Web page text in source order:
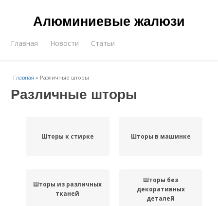
Алюминиевые жалюзи
Главная Новости Статьи
Главная » Различные шторы
Различные шторы
Шторы к стирке Шторы в машинке
Шторы из различных
тканей
Шторы без
декоративных
деталей